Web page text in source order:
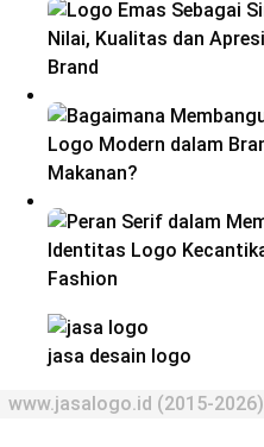
jasa desain logo
www.jasalogo.id (2015-2026)